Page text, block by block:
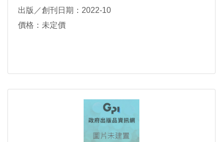
出版／創刊日期：2022-10
價格：未定價